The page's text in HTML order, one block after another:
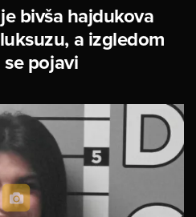
bivša hajdukova
a izgledom
pojavi